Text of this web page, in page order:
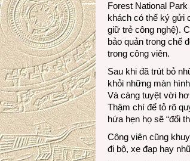
Forest National
khách có thể ký gửi
giữ trẻ công nghệ).
bảo quản trong chế
trong công viên.
Sau khi đã trút bỏ
khỏi những màn
Và càng tuyệt vời
Thậm chí để tỏ rõ
hứa hẹn họ sẽ “đổi
Công viên cũng
đi bộ, xe đạp hay